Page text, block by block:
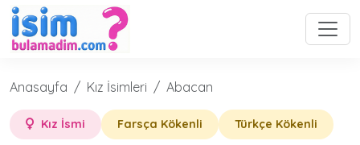
Anasayfa Kız İsimleri Abacan
Kız İsmi Farsça Kökenli Türkçe Kökenli